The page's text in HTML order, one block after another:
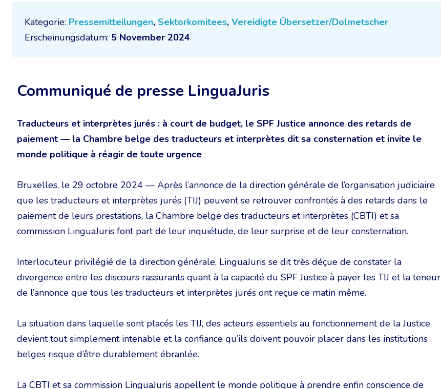
Kategorie: Pressemitteilungen, Sektorkomitees, Vereidigte Übersetzer/Dolmetscher
Erscheinungsdatum: 5 November 2024
Communiqué de presse LinguaJuris
Traducteurs et interprètes jurés : à court de budget, le SPF Justice annonce des retards de
paiement — la Chambre belge des traducteurs et interprètes dit sa consternation et invite le
monde politique à réagir de toute urgence
Bruxelles, le 29 octobre 2024 — Après l’annonce de la direction générale de l’organisation judiciaire
que les traducteurs et interprètes jurés (TIJ) peuvent se retrouver confrontés à des retards dans le
paiement de leurs prestations, la Chambre belge des traducteurs et interprètes (CBTI) et sa
commission LinguaJuris font part de leur inquiétude, de leur surprise et de leur consternation.
Interlocuteur privilégié de la direction générale, LinguaJuris se dit très déçue de constater la
divergence entre les discours rassurants quant à la capacité du SPF Justice à payer les TIJ et la teneur
de l’annonce que tous les traducteurs et interprètes jurés ont reçue ce matin même.
La situation dans laquelle sont placés les TIJ, des acteurs essentiels au fonctionnement de la Justice,
devient tout simplement intenable et la confiance qu’ils doivent pouvoir placer dans les institutions
belges risque d’être durablement ébranlée.
La CBTI et sa commission LinguaJuris appellent le monde politique à prendre enfin conscience de